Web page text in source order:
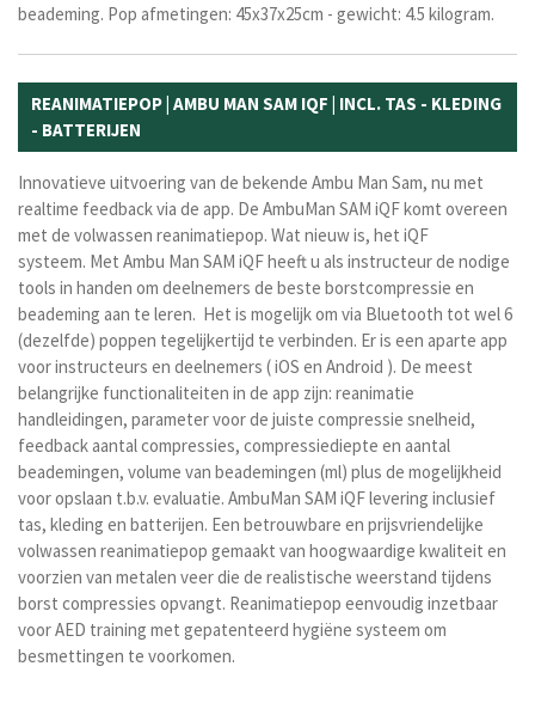
beademing. Pop afmetingen: 45x37x25cm - gewicht: 4.5 kilogram.
REANIMATIEPOP | AMBU MAN SAM IQF | INCL. TAS - KLEDING
- BATTERIJEN
Innovatieve uitvoering van de bekende Ambu Man Sam, nu met
realtime feedback via de app. De AmbuMan SAM iQF komt overeen
met de volwassen reanimatiepop. Wat nieuw is, het iQF
systeem. Met Ambu Man SAM iQF heeft u als instructeur de nodige
tools in handen om deelnemers de beste borstcompressie en
beademing aan te leren. Het is mogelijk om via Bluetooth tot wel 6
(dezelfde) poppen tegelijkertijd te verbinden. Er is een aparte app
voor instructeurs en deelnemers ( iOS en Android ). De meest
belangrijke functionaliteiten in de app zijn: reanimatie
handleidingen, parametervoor de juiste compressie snelheid,
feedback aantal compressies, compressiediepte en aantal
beademingen, volume van beademingen (ml) plus de mogelijkheid
voor opslaan t.b.v. evaluatie. AmbuMan SAM iQF levering inclusief
tas, kleding en batterijen. Een betrouwbare en prijsvriendelijke
volwassen reanimatiepop gemaakt van hoogwaardige kwaliteit en
voorzien van metalen veer die de realistische weerstand tijdens
borst compressies opvangt. Reanimatiepop eenvoudig inzetbaar
voor AED training met gepatenteerd hygiëne systeem om
besmettingen te voorkomen.